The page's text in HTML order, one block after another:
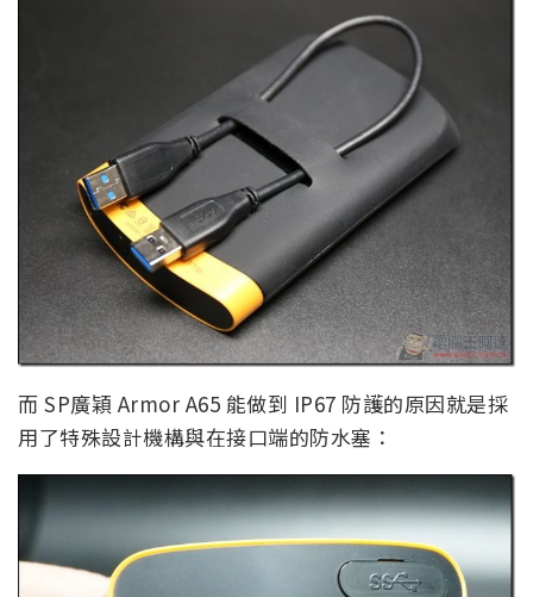
而 SP廣穎 Armor A65 能做到 IP67 防護的原因就是採
用了特殊設計機構與在接口端的防水塞：